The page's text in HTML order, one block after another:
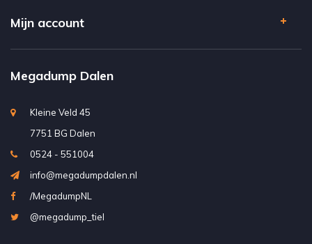
Mijn account
Megadump Dalen
Kleine Veld 45
7751 BG Dalen
0524 - 551004
info@megadumpdalen.nl
/MegadumpNL
@megadump_tiel